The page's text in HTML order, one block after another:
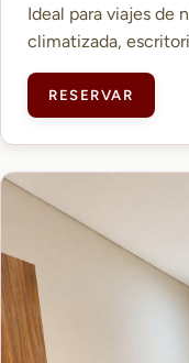
Ideal para viajes de
climatizada,
RESERVAR